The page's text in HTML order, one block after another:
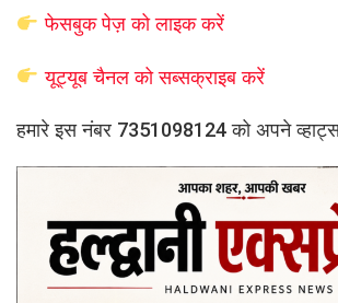
फेसबुक पेज़ को लाइक करें
यूट्यूब चैनल को सब्सक्राइब करें
हमारे इस नंबर 7351098124 को अपने